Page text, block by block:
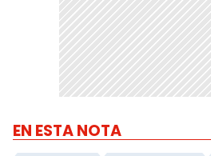
EN ESTA NOTA